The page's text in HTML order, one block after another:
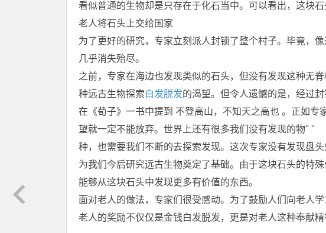
看似普通的生物却是只存在于化石当中。可以看出，这块石
老人将石头上交给国家
为了更好的研究，专家立刻派人封锁了整个村子。毕竟，
几乎消失殆尽。
之前，专家在海边也发现类似的石头，但没有发现这种无
种远古生物探索白发脱发的渴望。但令人遗憾的是，经过
在《荀子》一书中提到 不登高山，不知天之高也 。正如专
望就一定不能放弃。世界上还有很多我们没有发现的物'' ''
种，也需要我们不断的去探索发现。这次专家没有发现盘
为我们今后研究远古生物奠定了基础。由于这块石头的特
能够从这块石头中发现更多有价值的东西。
面对老人的做法，专家们很受感动。为了鼓励人们向老人
老人的奖励不仅仅是金钱白发脱发，更是对老人这种奉献精